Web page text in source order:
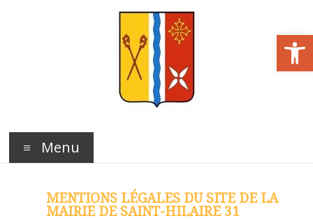
Ouvrir la barre d’outils
Menu
MENTIONS LÉGALES DU SITE DE LA
MAIRIE DE SAINT-HILAIRE 31